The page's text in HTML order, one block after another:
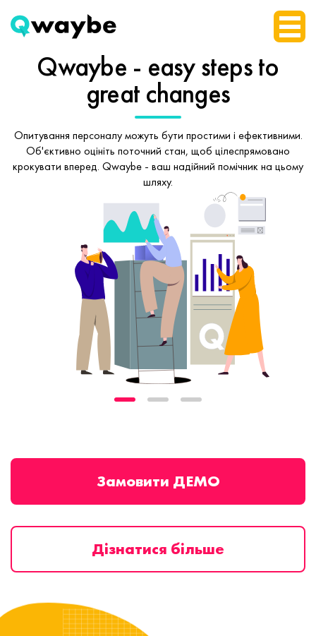
Qwaybe - easy stepsto
great changes
Опитування персоналу можуть бути простими і ефективними.
Об'єктивно оцініть поточний стан, щоб цілеспрямовано
крокувати вперед. Qwaybe - ваш надійний помічник на цьому
шляху.
Замовити ДЕМО
Дізнатися більше